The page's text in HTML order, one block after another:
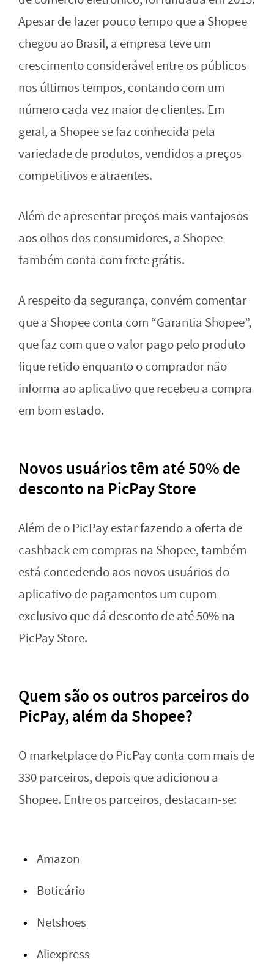
Apesar de fazer pouco tempo que a Shopee
chegou ao Brasil, a empresa teve um
crescimento considerável entre os públicos
nos últimos tempos, contando com um
número cada vez maior de clientes. Em
geral, a Shopee se faz conhecida pela
variedade de produtos, vendidos a preços
competitivos e atraentes.
Além de apresentar preços mais vantajosos
aos olhos dos consumidores, a Shopee
também conta com frete grátis.
A respeito da segurança, convém comentar
que a Shopee conta com “Garantia Shopee”,
que faz com que o valor pago pelo produto
fique retido enquanto o comprador não
informa ao aplicativo que recebeu a compra
em bom estado.
Novos usuários têm até 50% de
desconto na PicPay Store
Além de o PicPay estar fazendo a oferta de
cashback em compras na Shopee, também
está concedendo aos novos usuários do
aplicativo de pagamentos um cupom
exclusivo que dá desconto de até 50% na
PicPay Store.
Quem são os outros parceiros do
PicPay, além da Shopee?
O marketplace do PicPay conta com mais de
330 parceiros, depois que adicionou a
Shopee. Entre os parceiros, destacam-se:
Amazon
Boticário
Netshoes
Aliexpress